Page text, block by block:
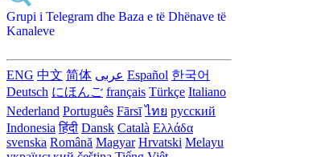
Grupi i Telegram dhe Baza e të Dhënave të
Kanaleve
ENG 中文 简体 عربى Español 한국어
Deutsch にほんご français Türkçe Italiano
Nederland Português Fārsī‎ ไทย русский
Indonesia हिंदी Dansk‎ Català Ελλάδα
svenska Română Magyar Hrvatski Melayu